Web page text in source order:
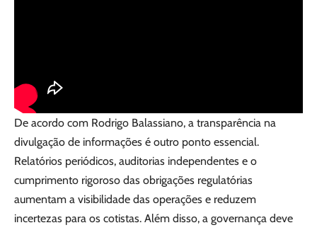
De acordo com Rodrigo Balassiano, a transparência na
divulgação de informações é outro ponto essencial.
Relatórios periódicos, auditorias independentes e o
cumprimento rigoroso das obrigações regulatórias
aumentam a visibilidade das operações e reduzem
incertezas para os cotistas. Além disso, a governança deve